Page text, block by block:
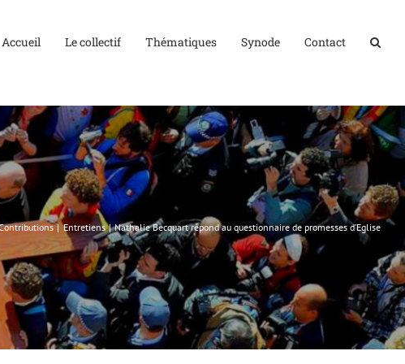
Accueil Le collectif Thématiques Synode Contact
Entretiens Nathalie Becquart répond au questionnaire de promesses d’Eglise